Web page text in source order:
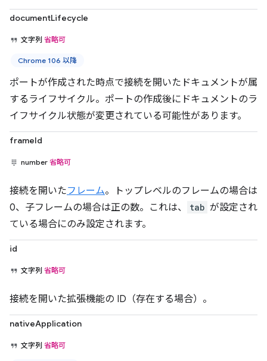
documentLifecycle
文字列 省略可
Chrome 106 以降
ポートが作成された時点で接続を開いたドキュメントが属
するライフサイクル。ポートの作成後にドキュメントのラ
イフサイクル状態が変更されている可能性があります。
frameId
number 省略可
接続を開いたフレーム。トップレベルのフレームの場合は
0、子フレームの場合は正の数。これは、
tab が設定され
ている場合にのみ設定されます。
id
文字列 省略可
接続を開いた拡張機能の ID（存在する場合）。
nativeApplication
文字列 省略可